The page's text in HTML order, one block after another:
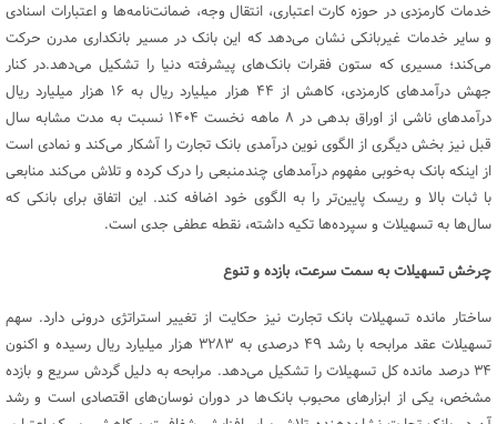
خدمات کارمزدی در حوزه کارت اعتباری، انتقال وجه، ضمانت‌نامه‌ها و اعتبارات اسنادی
و سایر خدمات غیربانکی نشان می‌دهد که این بانک در مسیر بانکداری مدرن حرکت
می‌کند؛ مسیری که ستون فقرات بانک‌های پیشرفته دنیا را تشکیل می‌دهد.در کنار
جهش درآمدهای کارمزدی، کاهش از ۴۴ هزار میلیارد ریال به ۱۶ هزار میلیارد ریال
درآمدهای ناشی از اوراق بدهی در ۸ ماهه نخست ۱۴۰۴ نسبت به مدت مشابه سال
قبل نیز بخش دیگری از الگوی نوین درآمدی بانک تجارت را آشکار می‌کند و نمادی است
از اینکه بانک به‌خوبی مفهوم درآمدهای چندمنبعی را درک کرده و تلاش می‌کند منابعی
با ثبات بالا و ریسک پایین‌تر را به الگوی خود اضافه کند. این اتفاق برای بانکی که
سال‌ها به تسهیلات و سپرده‌ها تکیه داشته، نقطه عطفی جدی است.
چرخش تسهیلات به سمت سرعت، بازده و تنوع
ساختار مانده تسهیلات بانک تجارت نیز حکایت از تغییر استراتژی درونی دارد. سهم
تسهیلات عقد مرابحه با رشد ۴۹ درصدی به ۳۲۸۳ هزار میلیارد ریال رسیده و اکنون
۳۴ درصد مانده کل تسهیلات را تشکیل می‌دهد. مرابحه به دلیل گردش سریع و بازده
مشخص، یکی از ابزارهای محبوب بانک‌ها در دوران نوسان‌های اقتصادی است و رشد